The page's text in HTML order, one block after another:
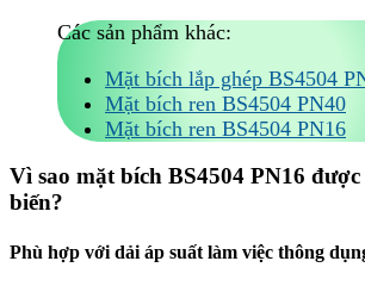
Các sản phẩm khác:
Mặt bích lắp ghép BS4504
Mặt bích ren BS4504 PN40
Mặt bích ren BS4504 PN16
Vì sao mặt bích BS4504 PN16
biến?
Phù hợp với dải áp suất làm việc thông